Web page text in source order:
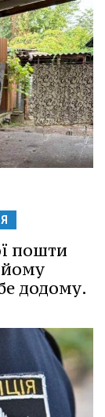
пошти
йому
додому.